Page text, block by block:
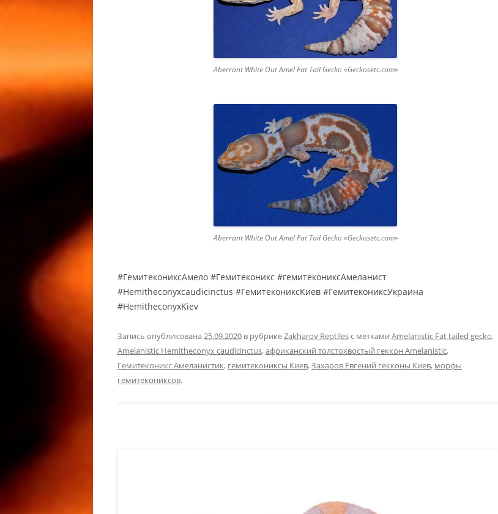
OREO FAT TAILED GECKO
ГЕМИТЕКОНИКС ПАТТЕРНЛЕСС /
ТОЛСТОХВОСТЫЙ ГЕККОН
МОРФЫ PATTERNLESS /
CAUDICINCTUS / PATTERNLESS
FAT TAILED GECKO
КОЛЬЦЕХВОСТЫЙ ВАРАН /
VARANUS ACANTHURUS / КУПИТЬ
ВАРАНА / КУПИТЬ VARANUS
ACANTHURUS / ПРОДАМ
VARANUS ACANTHURUS /
СОДЕРЖАНИЕ VARANUS
МОРФЫ ЭУБЛЕФАРА / МОРФЫ
ЛЕОПАРДОВЫХ ГЕККОНОВ /
LEOPARD GECKO MORPHS /
ЭУБЛЕФАР ПАТТЕРНЛЕСС /
ЛЕОПАРДОВЫЙ ГЕККОН МОРФЫ
LEUCISTIC «MURPHY
/ РЕСНИТЧАТЫЙ БАНАНОЕД
Aberrant White Out Amel Fat Tail Gecko «Geckosetc.com»
Aberrant White Out Amel Fat Tail Gecko «Geckosetc.com»
#ГемитекониксАмело #Гемитеконикс #гемитекониксАмеланист
#Hemitheconyxcaudicinctus #ГемитекониксКиев #ГемитекониксУкраина
#HemitheconyxKiev
Запись опубликована25.09.2020 в рубрикеZakharov Reptilesс метками Amelanistic Fat tailed gecko,
Amelanistic Hemitheconyx caudicinctus,африканский толстохвостый геккон Amelanistic,
Гемитеконикс Амеланистик, гемитекониксы Киев,Захаров Евгений гекконы Киев, морфы
гемитекониксов.